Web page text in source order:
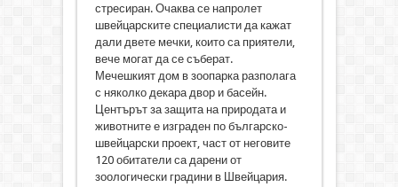
стресиран. Очаква се напролет
швейцарските специалисти да кажат
дали двете мечки, които са приятели,
вече могат да се съберат.
Мечешкият дом в зоопарка разполага
с няколко декара двор и басейн.
Центърът за защита на природата и
животните е изграден по българско-
швейцарски проект, част от неговите
120 обитатели са дарени от
зоологически градини в Швейцария.